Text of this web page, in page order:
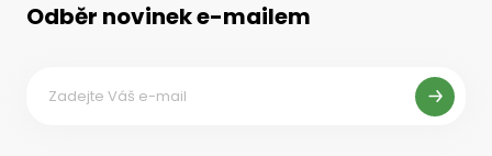
Odběr novinek e-mailem